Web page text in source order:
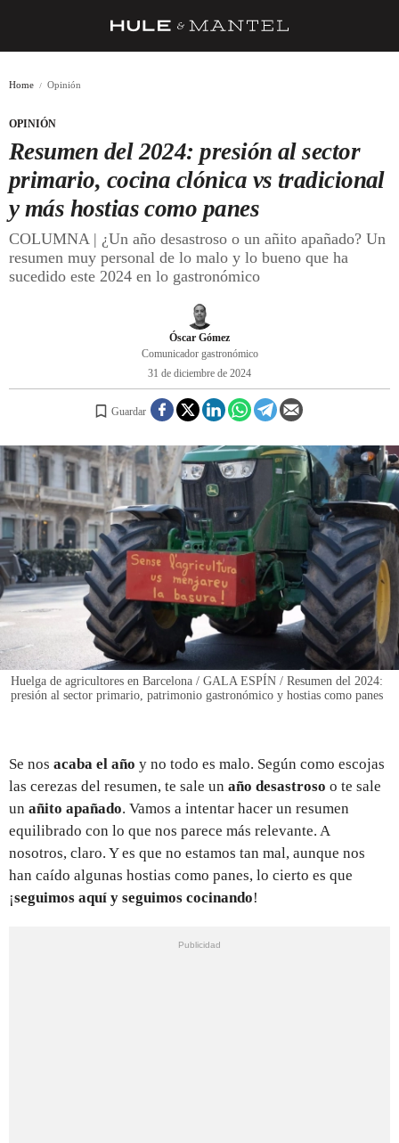
BARRAS Y ESTRELLAS
DÓNDE COMER
ÍDOLOS DE MESAS
CUADERNO DE VIAJE
REGISTRO
INICIAR SESIÓN
Home Opinión
OPINIÓN
Resumen del 2024: presión al sector
primario, cocina clónica vs tradicional
y más hostias como panes
COLUMNA | ¿Un año desastroso o un añito apañado? Un
resumen muy personal de lo malo y lo bueno que ha
sucedido este 2024 en lo gastronómico
Óscar Gómez
Comunicador gastronómico
31 de diciembre de 2024
Guardar
Huelga de agricultores en Barcelona / GALA ESPÍN / Resumen del 2024:
presión al sector primario, patrimonio gastronómico y hostias como panes
Se nos acaba el año y no todo es malo. Según como escojas
las cerezas del resumen, te sale un año desastroso o te sale
un añito apañado. Vamos a intentar hacer un resumen
equilibrado con lo que nos parece más relevante. A
nosotros, claro. Y es que no estamos tan mal, aunque nos
han caído algunas hostias como panes, lo cierto es que
¡seguimos aquí y seguimos cocinando!